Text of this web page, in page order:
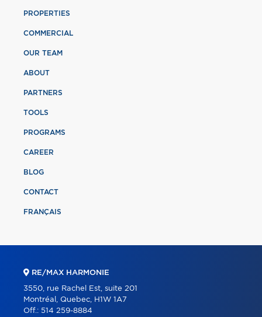
PROPERTIES
COMMERCIAL
OUR TEAM
ABOUT
PARTNERS
TOOLS
PROGRAMS
CAREER
BLOG
CONTACT
FRANÇAIS
RE/MAX HARMONIE
3550, rue Rachel Est, suite 201
Montréal, Quebec, H1W 1A7
Off.: 514 259-8884